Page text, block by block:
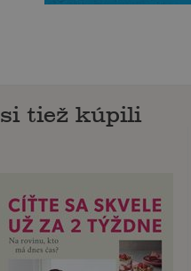
tiež kúpili